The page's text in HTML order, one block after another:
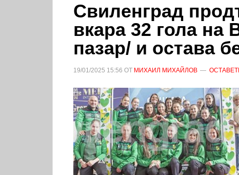
Свиленград
вкара 32 гола на
пазар/ и остава
19/01/2025 15:56 ОТ МИХАИЛ МИХАЙЛОВ